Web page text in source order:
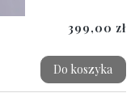
399,00 zł
Do koszyka